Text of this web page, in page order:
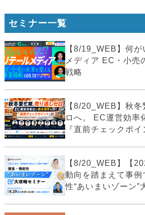
セミナー一覧
【8/19_WEB】何
メディア EC・小売
戦略
【8/20_WEB】秋
ロへ。 EC運営効率
『直前チェックポイ
【8/20_WEB】【
動向を踏まえて事
性“あいまいゾーン”